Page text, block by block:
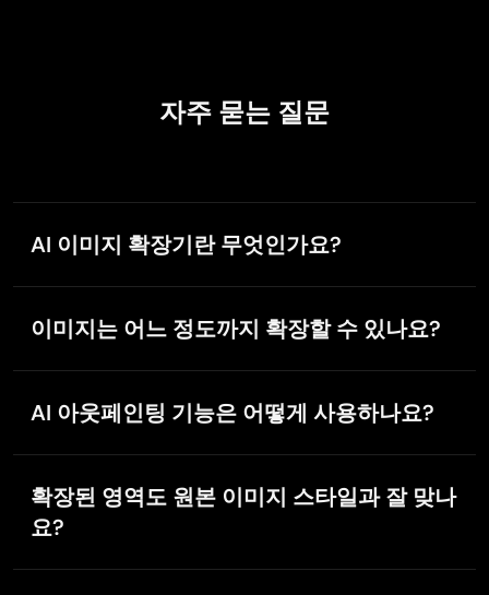
Im only doing this for the free stuff
Hazard Lion
Best project in ai
Best project in ai , creating images 👌
Nov 8, 2025
and tested their platform. I wanted to pay for the popular
one before but had to stop and I am loving it all the way. I
totally recommend PicLumen guys!
자주 묻는 질문
AI 이미지 확장기란 무엇인가요?
AI 이미지 확장기는 PicLumen에서 제공하는 강력한 도
도록 설계되었습니다. AI로 생성한 이미지든 업로드한
성을 만들 수 있게 해 줍니다.
이미지는 어느 정도까지 확장할 수 있나요?
AI 이미지 확장기는 이미지를 크게 확장할 수 있지만, 최
AI 아웃페인팅 기능은 어떻게 사용하나요?
AI 아웃페인팅을 사용하려면 먼저 PicLumen의 AI 이미
뉴에서 AI 이미지 확장기 도구를 선택하고, 얼마나 확장
할지 정한 뒤 적용하세요. AI가 자동으로 이미지를 확장
확장된 영역도 원본 이미지 스타일과 잘 맞나
요?
네, 우리의 AI 이미지 스트레처는 원본 이미지의 스타일